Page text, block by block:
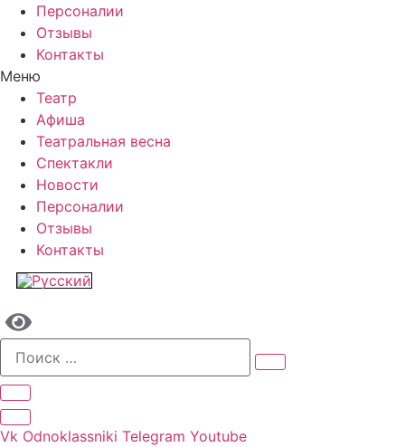
Персоналии
Отзывы
Контакты
Меню
Театр
Афиша
Театральная весна
Спектакли
Новости
Персоналии
Отзывы
Контакты
Vk Odnoklassniki Telegram Youtube